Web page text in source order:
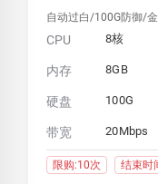
自动过白/100G防御/
CPU 8核
内存 8GB
硬盘 100G
带宽 20Mbps
限购:10次 结束时